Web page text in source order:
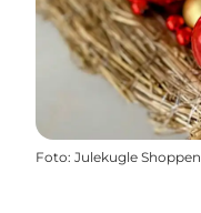
Foto: Julekugle Shoppen